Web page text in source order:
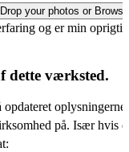
your photos or Browse
og er min
dette værksted.
oplysningerne.
på. Især hvis